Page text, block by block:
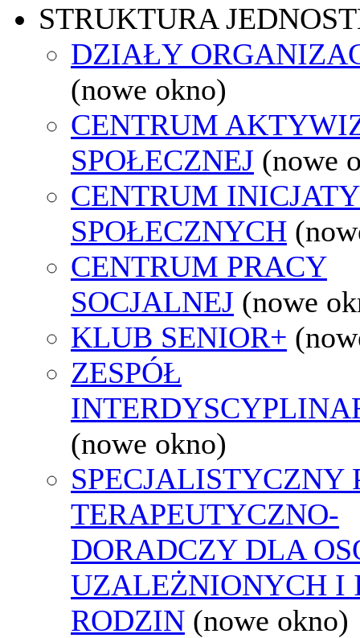
STRUKTURA
DZIAŁY
(nowe okno)
CENTRUM
SPOŁECZNEJ (nowe
CENTRUM
SPOŁECZNYCH
CENTRUM PRACY
SOCJALNEJ (nowe
KLUB SENIOR+
ZESPÓŁ
(nowe okno)
SPECJALISTYCZNY
TERAPEUTYCZNO-
DORADCZY DLA
UZALEŻNIONYCH I
RODZIN (nowe okno)